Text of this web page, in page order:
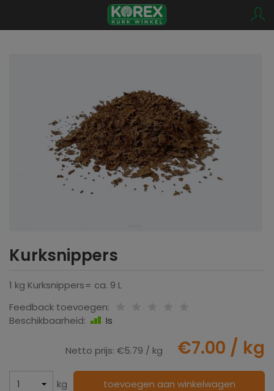
Kurksnippers
1 kg Kurksnippers= ca. 9 L
Feedback toevoegen:
Beschikbaarheid:
Is
Netto prijs: €5.79 / kg €7.00 / kg
kg toevoegen aan winkelwagen